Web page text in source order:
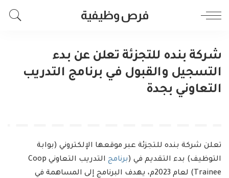
فرص وظيفية
شركة بنده للتجزئة تعلن عن بدء
التسجيل والقبول في برنامج التدريب
التعاوني بجدة
تعلن شركة بنده للتجزئة عبر موقعها الإلكتروني (بوابة
التوظيف) بدء التقديم في (برنامج
التدريب التعاوني Coop
Trainee) لعام 2023م، يهدف البرنامج إلى المساهمة في